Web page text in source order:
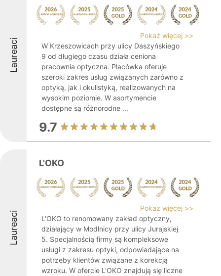
Laureaci
Pokaż więcej >>
W Krzeszowicach przy ulicy Daszyńskiego
9 od długiego czasu działa ceniona
pracownia optyczna. Placówka oferuje
szeroki zakres usług związanych zarówno z
optyką, jak i okulistyką, realizowanych na
wysokim poziomie. W asortymencie
dostępne są różnorodne ...
9.7
Laureaci
L'OKO
Pokaż więcej >>
L'OKO to renomowany zakład optyczny,
działający w Modlnicy przy ulicy Jurajskiej
5. Specjalnością firmy są kompleksowe
usługi z zakresu optyki, odpowiadające na
potrzeby klientów związane z korekcją
wzroku. W ofercie L'OKO znajdują się liczne